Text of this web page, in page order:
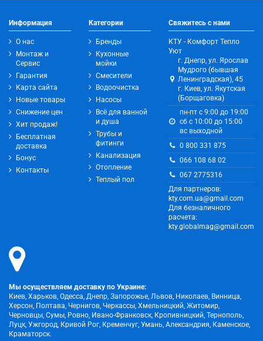
Информация
О нас
Монтаж и
Сервис
Гарантия
Карта сайта
Новые товары
Снижение цен
Хит продаж!
Бесплатная
доставка
Бонус
Контакты
Категории
Бренды
Кухонные
мойки
Смесители
Водоочистка
Насосы
Всё для ванной
и душа
Трубы и
фитинги
Канализация
Отопление
Теплый пол
Свяжитесь с нами
КТУ - Комфорт Тепло
Уют
г. Днепр, ул. Ярослав
Мудрого (бывшая
Ленинградская), 45
г. Киев, ул. Якутская
(Борщаговка)
пн-пт с 9:00 до 19:00
сб с 10:00 до 15:00
вс выходной
0 800 331 875
066 108 68 02
067 2775316
Для партнеров:
kty.com.ua@gmail.com
Для безналичного
расчета:
kty.globalmag@gmail.com
Мы осуществляем доставку по Украине:
Киев, Харьков, Одесса, Днепр, Запорожье, Львов, Николаев, Винница,
Херсон, Полтава, Чернигов, Черкассы, Хмельницкий, Житомир,
Черновцы, Сумы, Ровно, Ивано-Франковск, Кропивницкий, Тернополь,
Луцк, Ужгород, Кривой Рог, Кременчуг, Умань, Александрия, Каменское,
Краматорск.